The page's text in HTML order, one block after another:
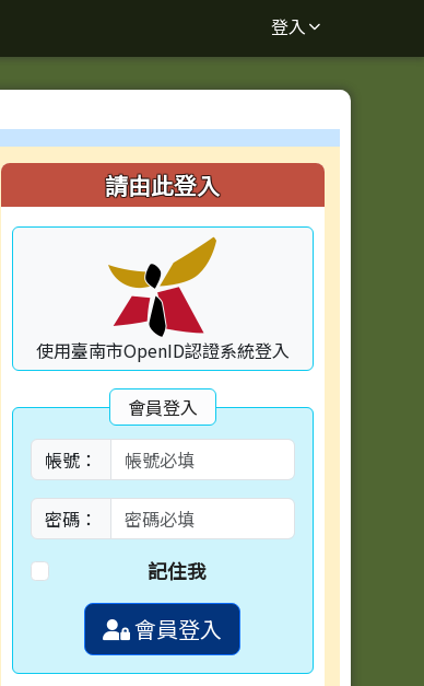
登入
⏸
右邊區域內容
請由此登入
使用臺南市OpenID認證系統登入
會員登入
帳號：
密碼：
記住我
會員登入